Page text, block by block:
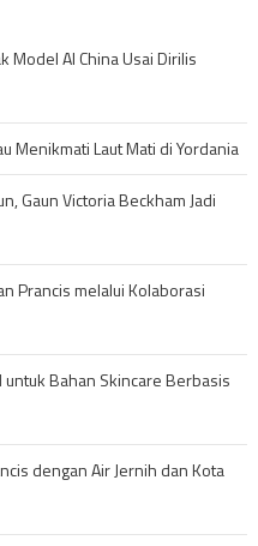
Model AI China Usai Dirilis
Menikmati Laut Mati di Yordania
Gaun Victoria Beckham Jadi
Prancis melalui Kolaborasi
untuk Bahan Skincare Berbasis
dengan Air Jernih dan Kota